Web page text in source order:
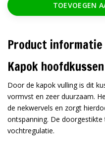
TOEVOEGEN
Product informatie
Kapok hoofdkussen
Door de kapok vulling is dit
vormvst en zeer duurzaam.
de nekwervels en zorgt
ontspanning. De
vochtregulatie.